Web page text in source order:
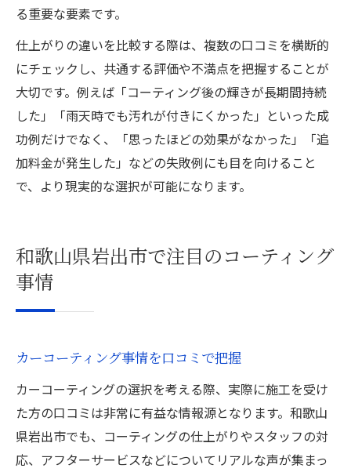
る重要な要素です。
仕上がりの違いを比較する際は、複数の口コミを横断的
にチェックし、共通する評価や不満点を把握することが
大切です。例えば「コーティング後の輝きが長期間持続
した」「雨天時でも汚れが付きにくかった」といった成
功例だけでなく、「思ったほどの効果がなかった」「追
加料金が発生した」などの失敗例にも目を向けること
で、より現実的な選択が可能になります。
和歌山県岩出市で注目のコーティング
事情
カーコーティング事情を口コミで把握
カーコーティングの選択を考える際、実際に施工を受け
た方の口コミは非常に有益な情報源となります。和歌山
県岩出市でも、コーティングの仕上がりやスタッフの対
応、アフターサービスなどについてリアルな声が集まっ